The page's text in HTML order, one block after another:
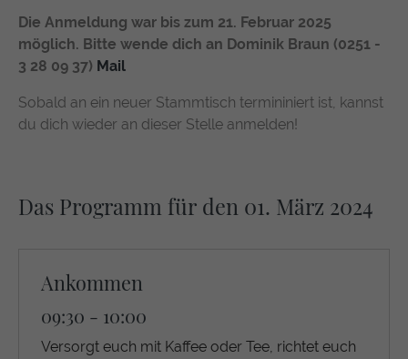
Die Anmeldung war bis zum 21. Februar 2025
möglich. Bitte wende dich an Dominik Braun (0251 -
3 28 09 37) Mail
Sobald an ein neuer Stammtisch termininiert ist, kannst
du dich wieder an dieser Stelle anmelden!
Das Programm für den 01. März 2024
Ankommen
09:30 - 10:00
Versorgt euch mit Kaffee oder Tee, richtet euch